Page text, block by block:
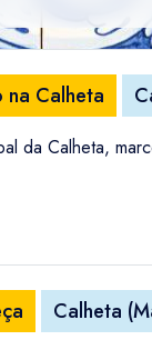
Calheta
da Calheta,
Calheta